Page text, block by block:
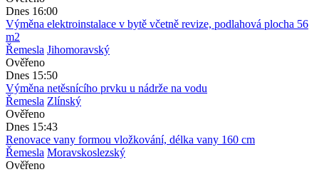
Dnes 16:00
Výměna elektroinstalace v bytě včetně revize, podlahová plocha 56
m2
Řemesla Jihomoravský
Ověřeno
Dnes 15:50
Výměna netěsnícího prvku u nádrže na vodu
Řemesla Zlínský
Ověřeno
Dnes 15:43
Renovace vany formou vložkování, délka vany 160 cm
Řemesla Moravskoslezský
Ověřeno